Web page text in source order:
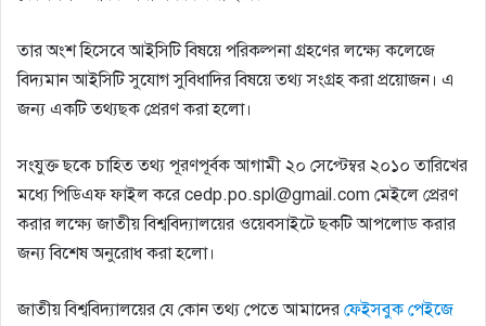
:
তার অংশ হিসেবে আইসিটি বিষয়ে পরিকল্পনা গ্রহণের লক্ষ্যে কলেজে
বিদ্যমান আইসিটি সুযােগ সুবিধাদির বিষয়ে তথ্য সংগ্রহ করা প্রয়ােজন। এ
জন্য একটি তথ্যছক প্রেরণ করা হলাে।
সংযুক্ত ছকে চাহিত তথ্য পূরণপূর্বক আগামী ২০ সেপ্টেম্বর ২০১০ তারিখের
মধ্যে পিডিএফ ফাইল করে cedp.po.spl@gmail.com মেইলে প্রেরণ
করার লক্ষ্যে জাতীয় বিশ্ববিদ্যালয়ের ওয়েবসাইটে ছকটি আপলােড করার
জন্য বিশেষ অনুরোধ করা হলাে।
জাতীয় বিশ্ববিদ্যালয়ের যে কোন তথ্য পেতে আমাদের ফেইসবুক পেইজে